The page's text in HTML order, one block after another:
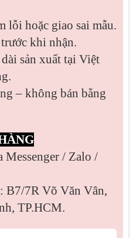
lỗi hoặc giao sai mẫu.
khi nhận.
sản xuất tại Việt
– không bán bằng
Messenger / Zalo /
: B7/7R Võ Văn Vân,
TP.HCM.